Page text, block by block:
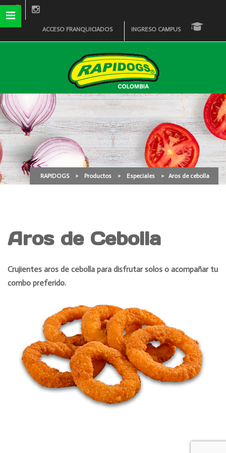
ACCESO FRANQUICIADOS INGRESO CAMPUS
Aros de cebolla
RAPIDOGS > Productos > Especiales > Aros de cebolla
Aros de Cebolla
Crujientes aros de cebolla para disfrutar solos o acompañar tu
combo preferido.